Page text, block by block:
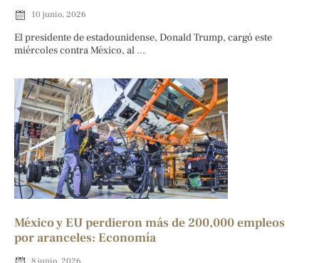
10 junio, 2026
El presidente de estadounidense, Donald Trump, cargó este
miércoles contra México, al ...
México y EU perdieron más de 200,000 empleos
por aranceles: Economía
8 junio, 2026